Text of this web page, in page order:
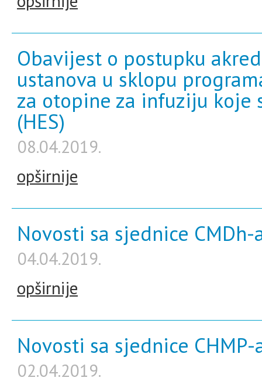
Obavijest o postupku
ustanova u sklopu
za otopine za infuziju koje
(HES)
08.04.2019.
opširnije
Novosti sa sjednice
04.04.2019.
opširnije
Novosti sa sjednice
02.04.2019.